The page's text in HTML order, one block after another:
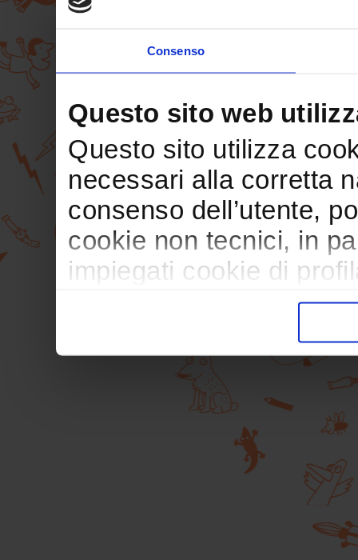
Consenso
Questo sito web
Questo sito utilizza
necessari alla corretta
consenso dell’utente,
cookie non tecnici, in
impiegati cookie di
trasferimento verso
durante la navigazione.
Per maggiori dettagli
durante la
privacy sui cookie, ti
informativa cookie
Chiudendo il banner
senza alcuna